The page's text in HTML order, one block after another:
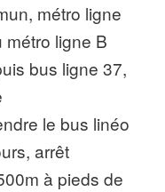
métro ligne
métro ligne B
bus ligne 37,
le bus linéo
arrêt
à pieds de